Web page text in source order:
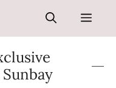
Menu
Sunbay